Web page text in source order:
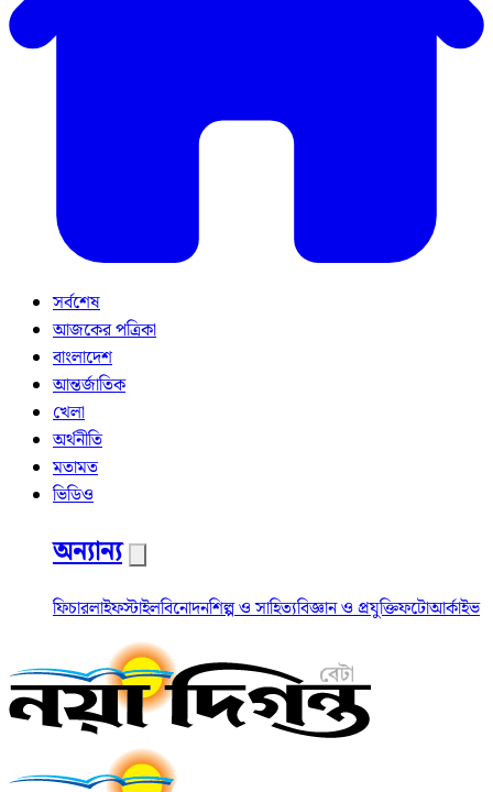
সর্বশেষ
আজকের পত্রিকা
বাংলাদেশ
আন্তর্জাতিক
খেলা
অর্থনীতি
মতামত
ভিডিও
অন্যান্য
ফিচারলাইফস্টাইলবিনোদনশিল্প ও সাহিত্যবিজ্ঞান ও প্রযুক্তিফটোআর্কাইভ